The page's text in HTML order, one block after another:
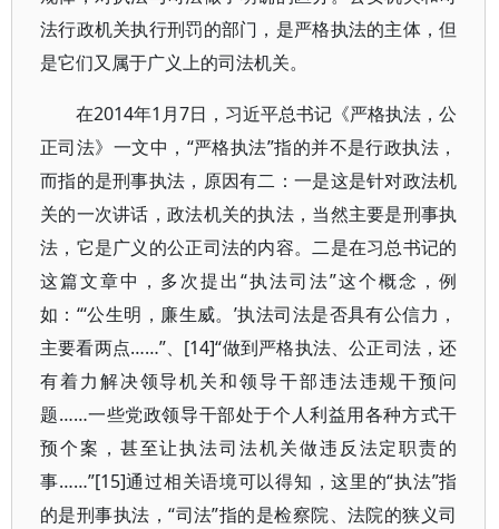
法行政机关执行刑罚的部门，是严格执法的主体，但
是它们又属于广义上的司法机关。
在2014年1月7日，习近平总书记《严格执法，公
正司法》一文中，“严格执法”指的并不是行政执法，
而指的是刑事执法，原因有二：一是这是针对政法机
关的一次讲话，政法机关的执法，当然主要是刑事执
法，它是广义的公正司法的内容。二是在习总书记的
这篇文章中，多次提出“执法司法”这个概念，例
如：“‘公生明，廉生威。’执法司法是否具有公信力，
主要看两点……”、[14]“做到严格执法、公正司法，还
有着力解决领导机关和领导干部违法违规干预问
题……一些党政领导干部处于个人利益用各种方式干
预个案，甚至让执法司法机关做违反法定职责的
事……”[15]通过相关语境可以得知，这里的“执法”指
的是刑事执法，“司法”指的是检察院、法院的狭义司